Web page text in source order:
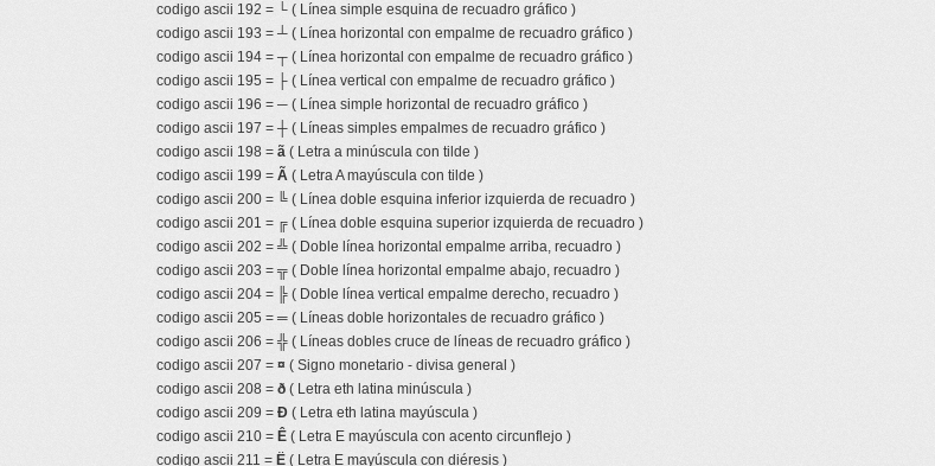
codigo ascii 192 = └ ( Línea simple esquina de recuadro gráfico )
codigo ascii 193 = ┴ ( Línea horizontal con empalme de recuadro gráfico )
codigo ascii 194 = ┬ ( Línea horizontal con empalme de recuadro gráfico )
codigo ascii 195 = ├ ( Línea vertical con empalme de recuadro gráfico )
codigo ascii 196 = ─ ( Línea simple horizontal de recuadro gráfico )
codigo ascii 197 = ┼ ( Líneas simples empalmes de recuadro gráfico )
codigo ascii 198 = ã ( Letra a minúscula con tilde )
codigo ascii 199 = Ã ( Letra A mayúscula con tilde )
codigo ascii 200 = ╚ ( Línea doble esquina inferior izquierda de recuadro )
codigo ascii 201 = ╔ ( Línea doble esquina superior izquierda de recuadro )
codigo ascii 202 = ╩ ( Doble línea horizontal empalme arriba, recuadro )
codigo ascii 203 = ╦ ( Doble línea horizontal empalme abajo, recuadro )
codigo ascii 204 = ╠ ( Doble línea vertical empalme derecho, recuadro )
codigo ascii 205 = ═ ( Líneas doble horizontales de recuadro gráfico )
codigo ascii 206 = ╬ ( Líneas dobles cruce de líneas de recuadro gráfico )
codigo ascii 207 = ¤ ( Signo monetario - divisa general )
codigo ascii 208 = ð ( Letra eth latina minúscula )
codigo ascii 209 = Ð ( Letra eth latina mayúscula )
codigo ascii 210 = Ê ( Letra E mayúscula con acento circunflejo )
codigo ascii 211 = Ë ( Letra E mayúscula con diéresis )